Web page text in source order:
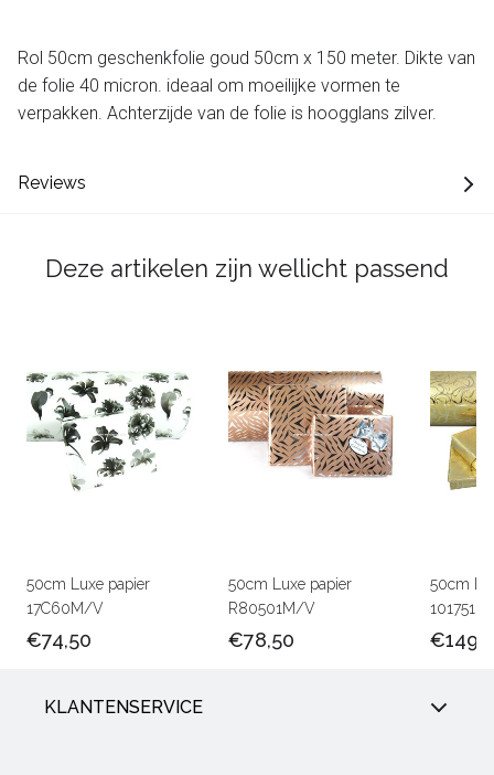
Rol 50cm geschenkfolie goud 50cm x 150 meter. Dikte van
de folie 40 micron. ideaal om moeilijke vormen te
verpakken. Achterzijde van de folie is hoogglans zilver.
Reviews
Deze artikelen zijn wellicht passend
50cm Luxe papier
17C60M/V
€74,50
50cm Luxe papier
R80501M/V
€78,50
50cm
KLANTENSERVICE